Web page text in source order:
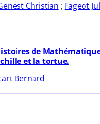
Christian ; Fageot
de
et la tortue.
Bernard